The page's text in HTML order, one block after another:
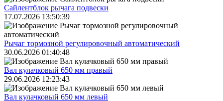
Сайлентблок рычага подвески
17.07.2026 13:50:39
Рычаг тормозной регулировочный автоматический
30.06.2026 01:40:48
Вал кулачковый 650 мм правый
29.06.2026 12:23:43
Вал кулачковый 650 мм левый